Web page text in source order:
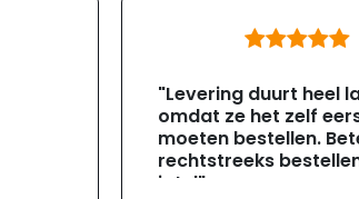
"Levering duurt heel
omdat ze het zelf
moeten bestellen.
rechtstreeks
jotul"